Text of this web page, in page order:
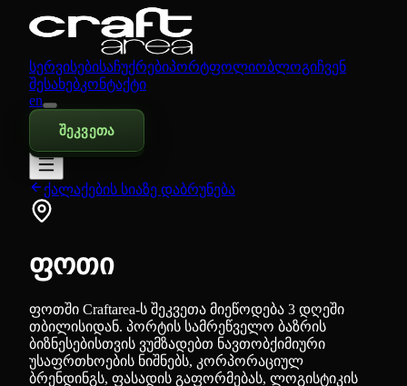
სერვისებისაჩუქრებიპორტფოლიობლოგიჩვენ
შესახებკონტაქტი
en
შეკვეთა
ქალაქების სიაზე დაბრუნება
ფოთი
ფოთში Craftarea-ს შეკვეთა მიეწოდება 3 დღეში
თბილისიდან. პორტის სამრეწველო ბაზრის
ბიზნესებისთვის ვუმზადებთ ნავთობქიმიური
უსაფრთხოების ნიშნებს, კორპორაციულ
ბრენდინგს, ფასადის გაფორმებას, ლოგისტიკის